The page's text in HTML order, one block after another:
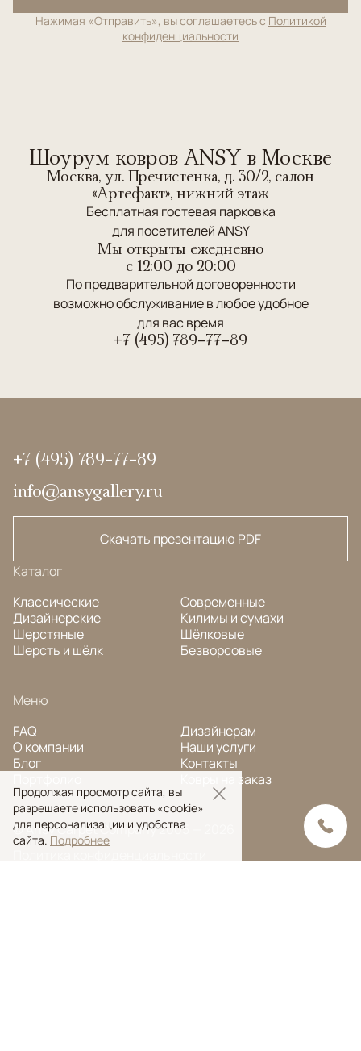
Нажимая «Отправить», вы соглашаетесь с Политикой
конфиденциальности
Шоурум ковров ANSY в Москве
Москва, ул. Пречистенка, д. 30/2, салон
«Артефакт», нижний этаж
Бесплатная гостевая парковка
для посетителей ANSY
Мы открыты ежедневно
c 12:00 до 20:00
По предварительной договоренности
возможно обслуживание в любое удобное
для вас время
+7 (495) 789-77-89
+7 (495) 789-77-89
info@ansygallery.ru
Скачать презентацию PDF
Каталог
Классические
Дизайнерские
Шерстяные
Шерсть и шёлк
Современные
Килимы и сумахи
Шёлковые
Безворсовые
Меню
FAQ
О компании
Блог
Дизайнерам
Наши услуги
Контакты
Ковры на заказ
© Ansy Carpet Company 2005 — 2026
Продолжая просмотр сайта, вы
разрешаете использовать «cookie»
для персонализации и удобства
сайта. Подробнее